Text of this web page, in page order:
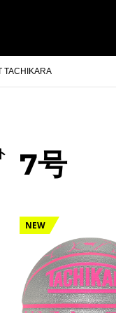
TACHIKARA
7号
NEW